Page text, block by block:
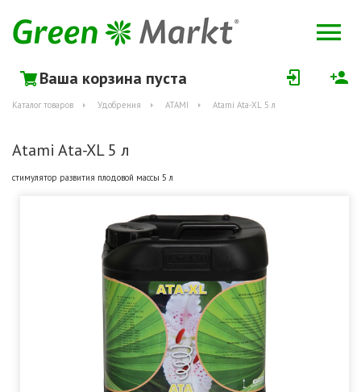
Ваша корзина пуста
Каталог товаров Удобрения ATAMI Atami Ata-XL 5 л
Atami Ata-XL 5 л
стимулятор развития плодовой массы 5 л